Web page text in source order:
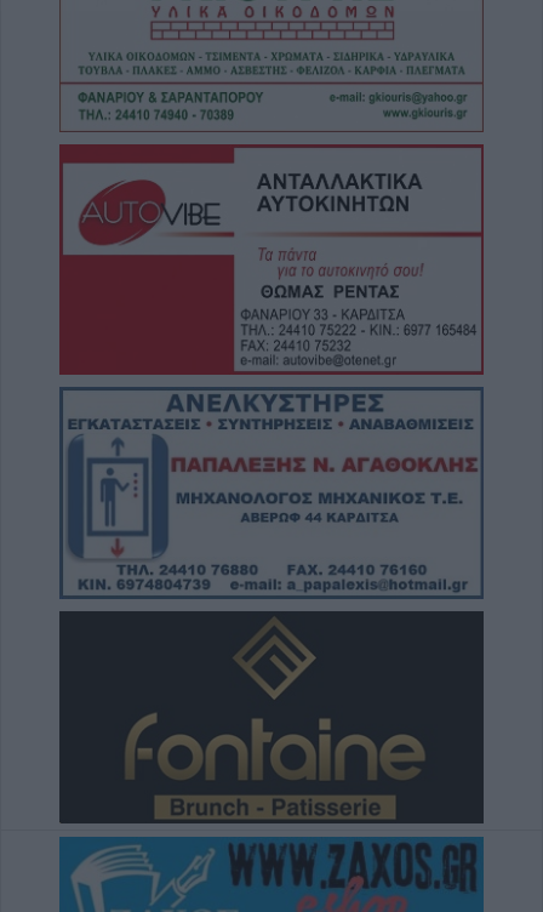
6 Αυγούστου 2026, 14:36
1 νεκρός και 22 τραυματίες σε 20 τροχαία
ατυχήματα τον Ιούλιο στη Θεσσαλία
6 Αυγούστου 2026, 14:32
ΥΠΑΑΤ: Άνοιξε η πλατφόρμα για ενισχύσεις
de minimis ύψους 24,6 εκατ. ευρώ σε
παραγωγούς
6 Αυγούστου 2026, 14:26
Την Παρασκευή (7/8) η δεύτερη πληρωμή σε
τρίτεκνες και πολύτεκνες μητέρες ή
τρίτεκνους και πολύτεκνους μονογονείς
πατέρες του Λογαριασμού Αγροτικής Εστίας
6 Αυγούστου 2026, 13:56
Ανακοινώθηκε επίσημα ο Δημήτρης
Γιαννούλης στον ΠΑΟΚ
6 Αυγούστου 2026, 13:45
Βανδαλισμοί στο τουριστικό περίπτερο
πληροφοριών στη διασταύρωση Καστανιάς -
Καταφυγίου και Ραχούλας
Κυκλοφοριακές ρυθμίσεις στην Δ.Κ.
Μορφοβουνίου 10-20 Αυγούστου
6 Αυγούστου 2026, 13:13
Την Πέμπτη 6 Αυγούστου η κηδεία της
Μαρίας Μουτσάνα
6 Αυγούστου 2026, 12:58
Εκδόθηκε από το Δασαρχείο Καρδίτσας η
Δασική Ρυθμιστική Διάταξη Θήρας για την
κυνηγετική περίοδο 2026-27